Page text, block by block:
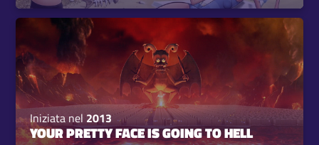
Iniziata nel 2013
YOUR PRETTY FACE IS GOING TO HELL